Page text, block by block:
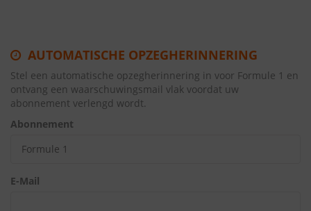
AUTOMATISCHE OPZEGHERINNERING
Stel een automatische opzegherinnering in voor Formule 1 en
ontvang een waarschuwingsmail vlak voordat uw
abonnement verlengd wordt.
Abonnement
E-Mail